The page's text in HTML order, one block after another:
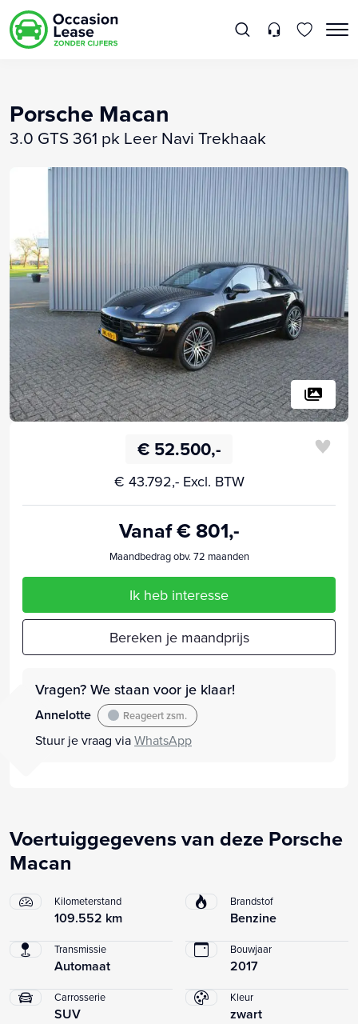
Porsche Macan
3.0 GTS 361 pk Leer Navi Trekhaak
€ 52.500,-
€ 43.792,- Excl. BTW
Vanaf € 801,-
Maandbedrag obv. 72 maanden
Ik heb interesse
Bereken je maandprijs
Vragen? We staan voor je klaar!
Annelotte Reageert zsm.
Stuur je vraag viaWhatsApp
Voertuiggegevens van deze Porsche
Macan
Kilometerstand
109.552 km
Brandstof
Benzine
Transmissie
Automaat
Bouwjaar
2017
Carrosserie
SUV
Kleur
zwart